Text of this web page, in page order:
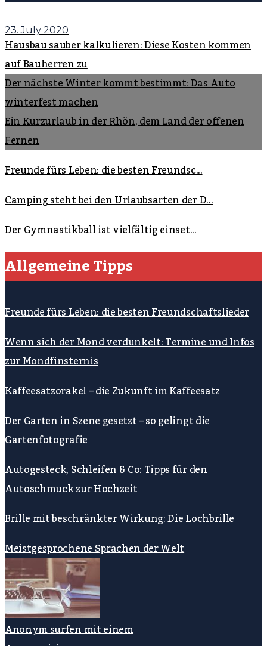
23. July 2020
Hausbau sauber kalkulieren: Diese Kosten kommen
auf Bauherren zu
Der nächste Winter kommt bestimmt: Das Auto
winterfest machen
Ein Kurzurlaub in der Rhön, dem Land der offenen
Fernen
Freunde fürs Leben: die besten Freundsc...
Camping steht bei den Urlaubsarten der D...
Der Gymnastikball ist vielfältig einset...
Allgemeine Tipps
Freunde fürs Leben: die besten Freundschaftslieder
Wenn sich der Mond verdunkelt: Termine und Infos
zur Mondfinsternis
Kaffeesatzorakel – die Zukunft im Kaffeesatz
Der Garten in Szene gesetzt – so gelingt die
Gartenfotografie
Autogesteck, Schleifen & Co: Tipps für den
Autoschmuck zur Hochzeit
Brille mit beschränkter Wirkung: Die Lochbrille
Meistgesprochene Sprachen der Welt
Anonym surfen mit einem